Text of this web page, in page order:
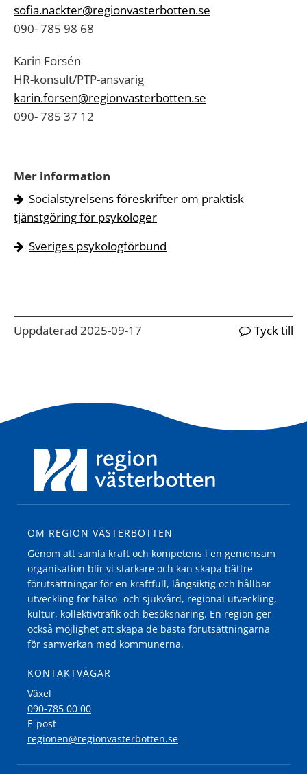
sofia.nackter@regionvasterbotten.se
090- 785 98 68
Karin Forsén
HR-konsult/PTP-ansvarig
karin.forsen@regionvasterbotten.se
090- 785 37 12
Mer information
Socialstyrelsens föreskrifter om praktisk
tjänstgöring för psykologer
Sveriges psykologförbund
Uppdaterad 2025-09-17 Tyck till
OM REGION VÄSTERBOTTEN
Genom att samla kraft och kompetens i en gemensam
organisation blir vi starkare och kan skapa bättre
förutsättningar för en kraftfull, långsiktig och hållbar
utveckling för hälso- och sjukvård, regional utveckling,
kultur, kollektivtrafik och besöksnäring. En region ger
också möjlighet att skapa de bästa förutsättningarna
för samverkan med kommunerna.
KONTAKTVÄGAR
Växel
090-785 00 00
E-post
regionen@regionvasterbotten.se